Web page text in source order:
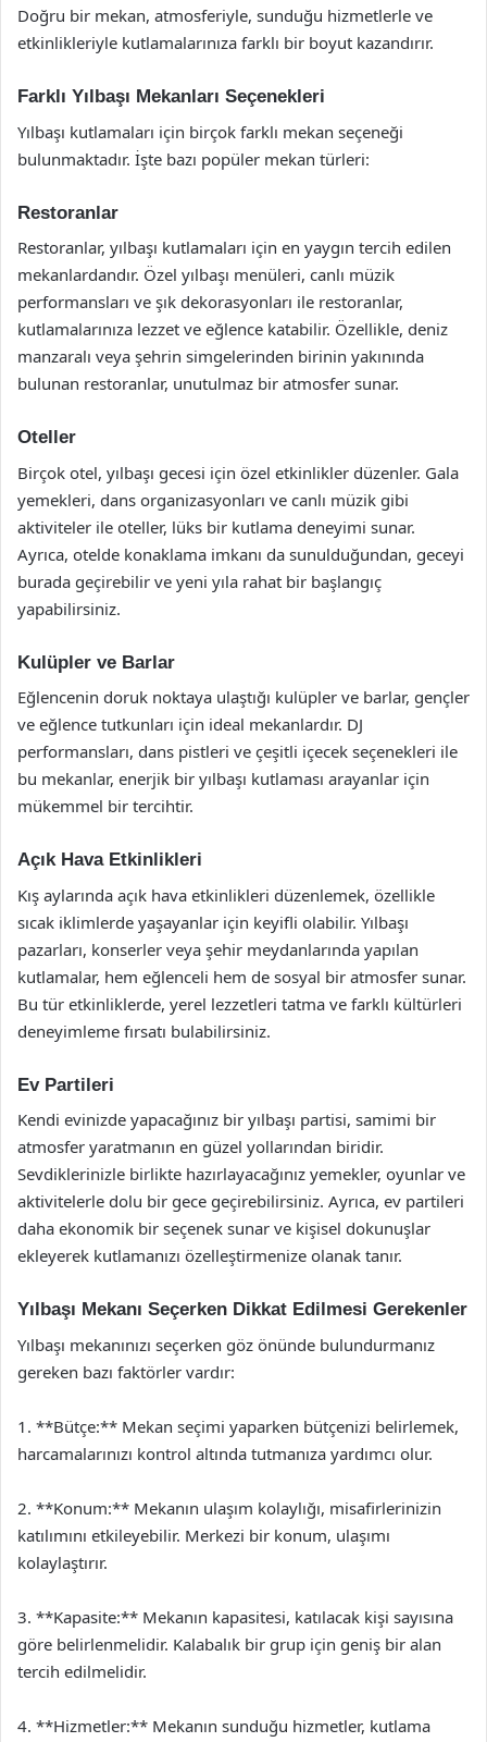
Doğru bir mekan, atmosferiyle, sunduğu hizmetlerle ve
etkinlikleriyle kutlamalarınıza farklı bir boyut kazandırır.
Farklı Yılbaşı Mekanları Seçenekleri
Yılbaşı kutlamaları için birçok farklı mekan seçeneği
bulunmaktadır. İşte bazı popüler mekan türleri:
Restoranlar
Restoranlar, yılbaşı kutlamaları için en yaygın tercih edilen
mekanlardandır. Özel yılbaşı menüleri, canlı müzik
performansları ve şık dekorasyonları ile restoranlar,
kutlamalarınıza lezzet ve eğlence katabilir. Özellikle, deniz
manzaralı veya şehrin simgelerinden birinin yakınında
bulunan restoranlar, unutulmaz bir atmosfer sunar.
Oteller
Birçok otel, yılbaşı gecesi için özel etkinlikler düzenler. Gala
yemekleri, dans organizasyonları ve canlı müzik gibi
aktiviteler ile oteller, lüks bir kutlama deneyimi sunar.
Ayrıca, otelde konaklama imkanı da sunulduğundan, geceyi
burada geçirebilir ve yeni yıla rahat bir başlangıç
yapabilirsiniz.
Kulüpler ve Barlar
Eğlencenin doruk noktaya ulaştığı kulüpler ve barlar, gençler
ve eğlence tutkunları için ideal mekanlardır. DJ
performansları, dans pistleri ve çeşitli içecek seçenekleri ile
bu mekanlar, enerjik bir yılbaşı kutlaması arayanlar için
mükemmel bir tercihtir.
Açık Hava Etkinlikleri
Kış aylarında açık hava etkinlikleri düzenlemek, özellikle
sıcak iklimlerde yaşayanlar için keyifli olabilir. Yılbaşı
pazarları, konserler veya şehir meydanlarında yapılan
kutlamalar, hem eğlenceli hem de sosyal bir atmosfer sunar.
Bu tür etkinliklerde, yerel lezzetleri tatma ve farklı kültürleri
deneyimleme fırsatı bulabilirsiniz.
Ev Partileri
Kendi evinizde yapacağınız bir yılbaşı partisi, samimi bir
atmosfer yaratmanın en güzel yollarından biridir.
Sevdiklerinizle birlikte hazırlayacağınız yemekler, oyunlar ve
aktivitelerle dolu bir gece geçirebilirsiniz. Ayrıca, ev partileri
daha ekonomik bir seçenek sunar ve kişisel dokunuşlar
ekleyerek kutlamanızı özelleştirmenize olanak tanır.
Yılbaşı Mekanı Seçerken Dikkat Edilmesi Gerekenler
Yılbaşı mekanınızı seçerken göz önünde bulundurmanız
gereken bazı faktörler vardır:
1. **Bütçe:** Mekan seçimi yaparken bütçenizi belirlemek,
harcamalarınızı kontrol altında tutmanıza yardımcı olur.
2. **Konum:** Mekanın ulaşım kolaylığı, misafirlerinizin
katılımını etkileyebilir. Merkezi bir konum, ulaşımı
kolaylaştırır.
3. **Kapasite:** Mekanın kapasitesi, katılacak kişi sayısına
göre belirlenmelidir. Kalabalık bir grup için geniş bir alan
tercih edilmelidir.
4. **Hizmetler:** Mekanın sunduğu hizmetler, kutlama